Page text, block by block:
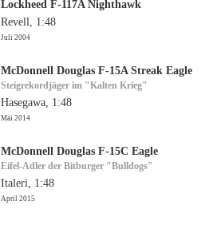
Lockheed F-117A Nighthawk
Revell, 1:48
Juli 2004
McDonnell Douglas F-15A Streak Eagle
Steigrekordjäger im "Kalten Krieg"
Hasegawa, 1:48
Mai 2014
McDonnell Douglas F-15C Eagle
Eifel-Adler der Bitburger "Bulldogs"
Italeri, 1:48
April 2015